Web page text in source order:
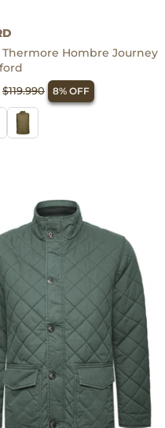
Thermore Hombre Journey
$119.990 8% OFF